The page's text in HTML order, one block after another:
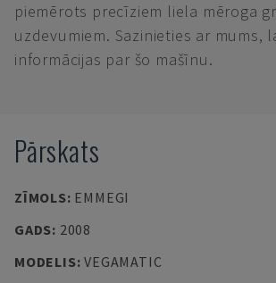
piemērots precīziem liela mēroga
uzdevumiem. Sazinieties ar mums,
informācijas par šo mašīnu.
Pārskats
ZĪMOLS: EMMEGI
GADS: 2008
MODELIS:VEGAMATIC